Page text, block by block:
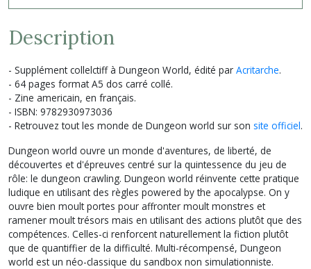
Description
- Supplément collelctiff à Dungeon World, édité par Acritarche.
- 64 pages format A5 dos carré collé.
- Zine americain, en français.
- ISBN: 9782930973036
- Retrouvez tout les monde de Dungeon world sur son site officiel.
Dungeon world ouvre un monde d'aventures, de liberté, de
découvertes et d'épreuves centré sur la quintessence du jeu de
rôle: le dungeon crawling. Dungeon world réinvente cette pratique
ludique en utilisant des règles powered by the apocalypse. On y
ouvre bien moult portes pour affronter moult monstres et
ramener moult trésors mais en utilisant des actions plutôt que des
compétences. Celles-ci renforcent naturellement la fiction plutôt
que de quantiffier de la difficulté. Multi-récompensé, Dungeon
world est un néo-classique du sandbox non simulationniste.